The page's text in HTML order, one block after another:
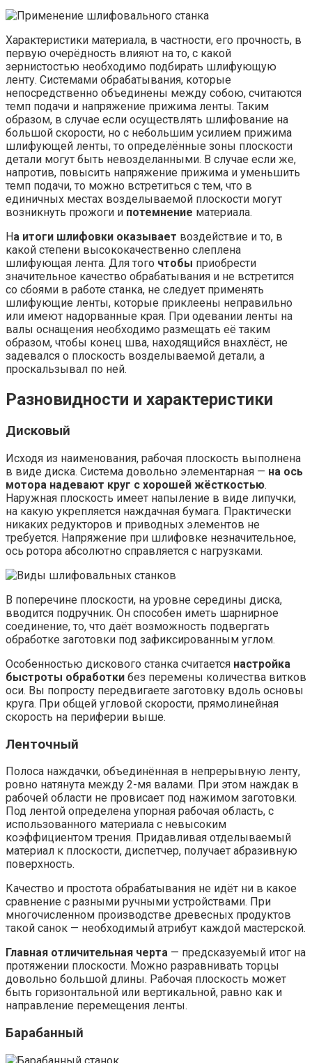
Характеристики материала, в частности, его прочность, в
первую очерёдность влияют на то, с какой
зернистостью необходимо подбирать шлифующую
ленту. Системами обрабатывания, которые
непосредственно объединены между собою, считаются
темп подачи и напряжение прижима ленты. Таким
образом, в случае если осуществлять шлифование на
большой скорости, но с небольшим усилием прижима
шлифующей ленты, то определённые зоны плоскости
детали могут быть невозделанными. В случае если же,
напротив, повысить напряжение прижима и уменьшить
темп подачи, то можно встретиться с тем, что в
единичных местах возделываемой плоскости могут
возникнуть прожоги и потемнение материала.
На итоги шлифовки оказывает воздействие и то, в
какой степени высококачественно слеплена
шлифующая лента. Для того чтобы приобрести
значительное качество обрабатывания и не встретится
со сбоями в работе станка, не следует применять
шлифующие ленты, которые приклеены неправильно
или имеют надорванные края. При одевании ленты на
валы оснащения необходимо размещать её таким
образом, чтобы конец шва, находящийся внахлёст, не
задевался о плоскость возделываемой детали, а
проскальзывал по ней.
Разновидности и характеристики
Дисковый
Исходя из наименования, рабочая плоскость выполнена
в виде диска. Система довольно элементарная — на ось
мотора надевают круг с хорошей жёсткостью.
Наружная плоскость имеет напыление в виде липучки,
на какую укрепляется наждачная бумага. Практически
никаких редукторов и приводных элементов не
требуется. Напряжение при шлифовке незначительное,
ось ротора абсолютно справляется с нагрузками.
В поперечине плоскости, на уровне середины диска,
вводится подручник. Он способен иметь шарнирное
соединение, то, что даёт возможность подвергать
обработке заготовки под зафиксированным углом.
Особенностью дискового станка считается настройка
быстроты обработки без перемены количества витков
оси. Вы попросту передвигаете заготовку вдоль основы
круга. При общей угловой скорости, прямолинейная
скорость на периферии выше.
Ленточный
Полоса наждачки, объединённая в непрерывную ленту,
ровно натянута между 2-мя валами. При этом наждак в
рабочей области не провисает под нажимом заготовки.
Под лентой определена упорная рабочая область, с
использованного материала с невысоким
коэффициентом трения. Придавливая отделываемый
материал к плоскости, диспетчер, получает абразивную
поверхность.
Качество и простота обрабатывания не идёт ни в какое
сравнение с разными ручными устройствами. При
многочисленном производстве древесных продуктов
такой санок — необходимый атрибут каждой мастерской.
Главная отличительная черта — предсказуемый итог на
протяжении плоскости. Можно разравнивать торцы
довольно большой длины. Рабочая плоскость может
быть горизонтальной или вертикальной, равно как и
направление перемещения ленты.
Барабанный